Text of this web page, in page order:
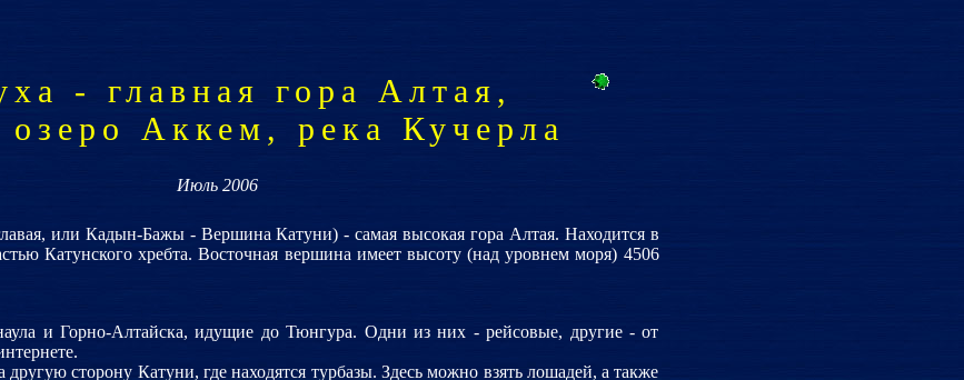
- главная гора Алтая,
озеро Аккем, река Кучерла
Июль 2006
или Кадын-Бажы - Вершина Катуни) - самая высокая гора Алтая. Находится в
Катунского хребта. Восточная вершина имеет высоту (над уровнем моря) 4506
и Горно-Алтайска, идущие до Тюнгура. Одни из них - рейсовые, другие - от
сторону Катуни, где находятся турбазы. Здесь можно взять лошадей, а также